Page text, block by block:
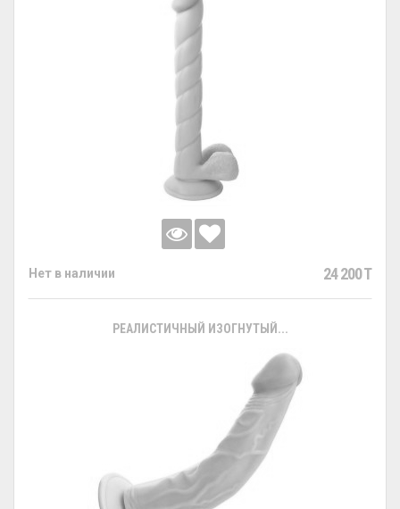
Нет в наличии 24 200 T
РЕАЛИСТИЧНЫЙ ИЗОГНУТЫЙ...